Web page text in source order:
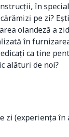
în
pe zi?
olandeză a
în
ca tine
alături de noi?
zi (experiența în